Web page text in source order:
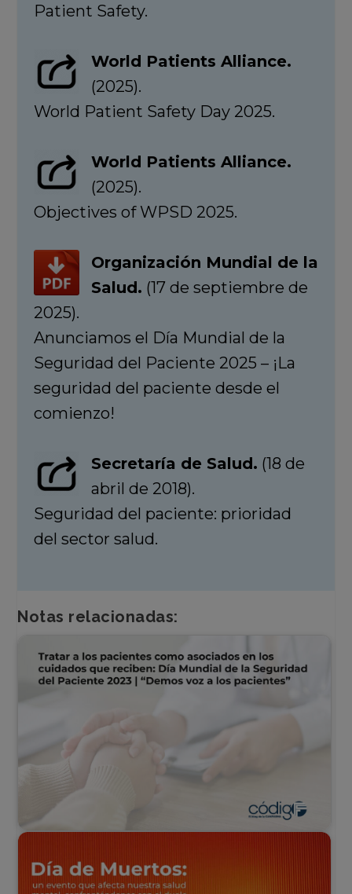
Patient Safety.
World Patients Alliance.
(2025).
World Patient Safety Day 2025.
World Patients Alliance.
(2025).
Objectives of WPSD 2025.
Organización Mundial de la
Salud. (17 de septiembre de
2025).
Anunciamos el Día Mundial de la
Seguridad del Paciente 2025 – ¡La
seguridad del paciente desde el
comienzo!
Secretaría de Salud. (18 de
abril de 2018).
Seguridad del paciente: prioridad
del sector salud.
Notas relacionadas: